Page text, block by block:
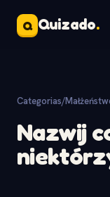
Q Quizado.
Categorias/
Nazwij